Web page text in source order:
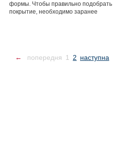
формы. Чтобы правильно подобрать
покрытие, необходимо заранее
← попередня 1 2 наступна